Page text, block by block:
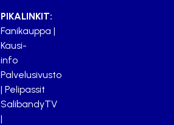
PIKALINKIT:
Fanikauppa |
Kausi-
info
Palvelusivusto
| Pelipassit
SalibandyTV
|